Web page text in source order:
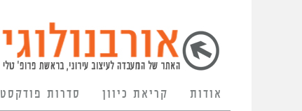
אודות קריאת כיוון סדרות פודקסט